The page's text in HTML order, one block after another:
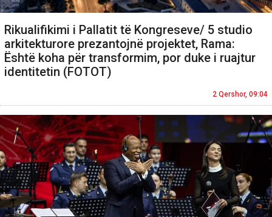
Rikualifikimi i Pallatit të Kongreseve/ 5 studio
arkitekturore prezantojnë projektet, Rama:
Është koha për transformim, por duke i ruajtur
identitetin (FOTOT)
2 Qershor, 09:04